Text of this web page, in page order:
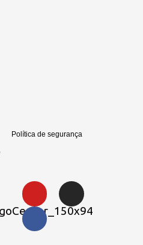
Política de segurança